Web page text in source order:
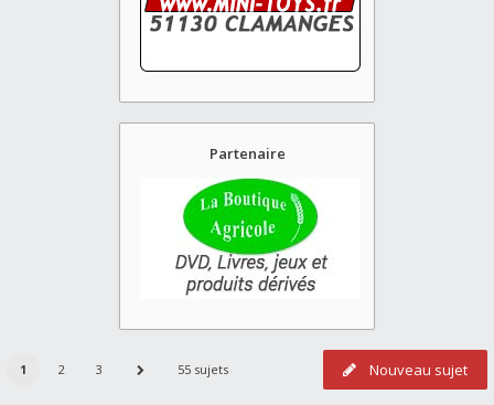
Partenaire
Nouveau sujet
1 2 3 55 sujets